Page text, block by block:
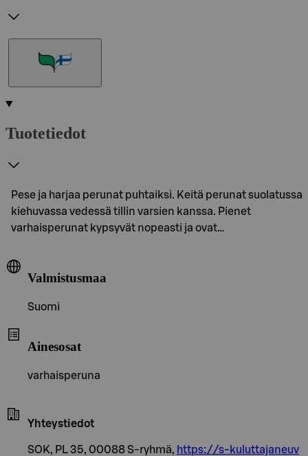
Tuotetiedot
Pese ja harjaa perunat puhtaiksi. Keitä perunat suolatussa
kiehuvassa vedessä tillin varsien kanssa. Pienet
varhaisperunat kypsyvät nopeasti ja ovat…
Valmistusmaa
Suomi
Ainesosat
varhaisperuna
Yhteystiedot
SOK, PL 35, 00088 S-ryhmä, https://s-kuluttajaneuv